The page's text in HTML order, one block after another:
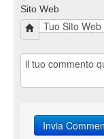
Sito Web